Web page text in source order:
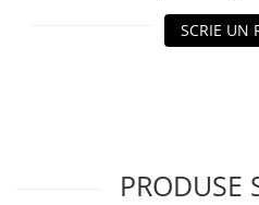
SCRIE UN
PRODUSE